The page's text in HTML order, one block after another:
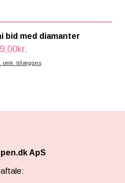
bid med diamanter
omk. tillægges
ApS